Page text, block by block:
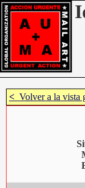
< Volver a la vista